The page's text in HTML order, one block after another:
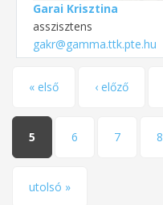
Garai Krisztina
asszisztens
gakr@gamma.ttk.pte.hu
Oldalak
« első ‹ előző
5 6 7 8
utolsó »